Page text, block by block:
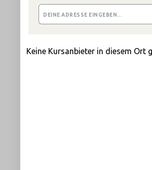
Keine Kursanbieter in diesem Ort